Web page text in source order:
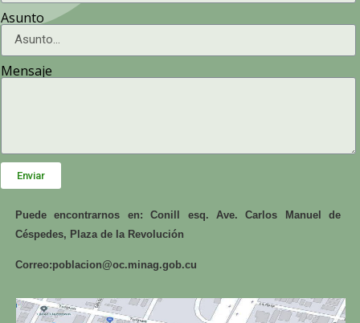
Asunto
Mensaje
Enviar
Puede encontrarnos en: Conill esq. Ave. Carlos Manuel de
Céspedes, Plaza de la Revolución
Correo:poblacion@oc.minag.gob.cu